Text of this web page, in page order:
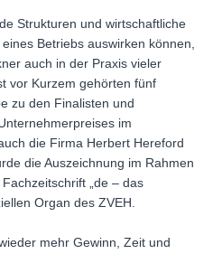
Strukturen und wirtschaftliche
Betriebs auswirken können,
auch in der Praxis vieler
vor Kurzem gehörten fünf
zu den Finalisten und
im
die Firma Herbert Hereford
die Auszeichnung im Rahmen
„de – das
Organ des ZVEH.
mehr Gewinn, Zeit und